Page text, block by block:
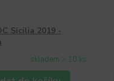
Sicilia 2019 -
skladem > 10 ks